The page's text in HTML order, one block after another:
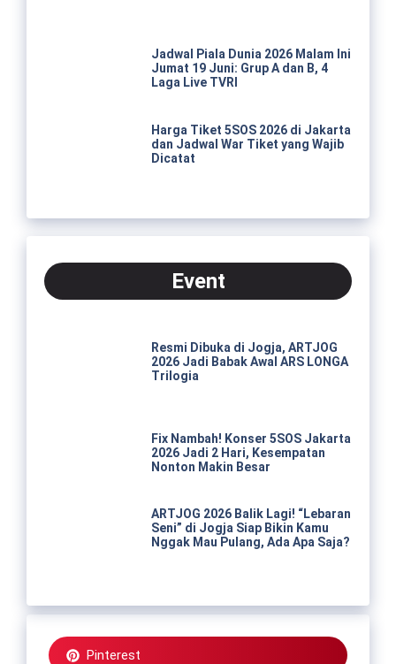
Jadwal Piala Dunia 2026 Malam Ini
Jumat 19 Juni: Grup A dan B, 4
Laga Live TVRI
Harga Tiket 5SOS 2026 di Jakarta
dan Jadwal War Tiket yang Wajib
Dicatat
Event
Resmi Dibuka di Jogja, ARTJOG
2026 Jadi Babak Awal ARS LONGA
Trilogia
Fix Nambah! Konser 5SOS Jakarta
2026 Jadi 2 Hari, Kesempatan
Nonton Makin Besar
ARTJOG 2026 Balik Lagi! “Lebaran
Seni” di Jogja Siap Bikin Kamu
Nggak Mau Pulang, Ada Apa Saja?
Pinterest